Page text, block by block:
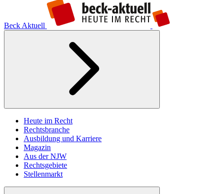
Beck Aktuell
Heute im Recht
Rechtsbranche
Ausbildung und Karriere
Magazin
Aus der NJW
Rechtsgebiete
Stellenmarkt